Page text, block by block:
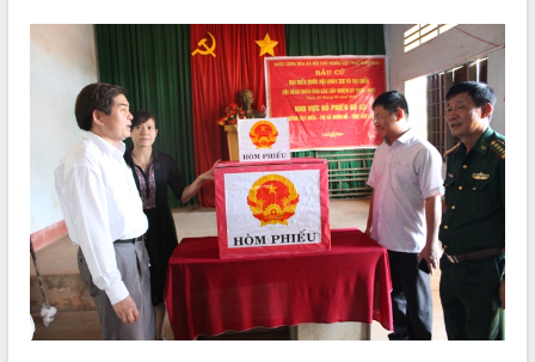
Triết thăm, tặng quà người có công với
cách mạng
Rà soát, hoàn thiện hệ thống thiết chế
văn hóa, thể thao đáp ứng yêu cầu
phát triển mới
Thường trực HĐND tỉnh Đắk Lắk gặp
mặt Đoàn chuyên gia y tế TP. Hồ Chí
Minh
Lễ truy điệu và an táng hài cốt liệt sĩ
tại Nghĩa trang Liệt sĩ xã Sơn Hòa
Bàn giải pháp tháo gỡ khó khăn trong
xuất khẩu sầu riêng và triển khai quy
LIÊN KẾT WEB
THỐNG KÊ TRUY CẬP
Hôm nay: 21668
Tất cả: 66034408